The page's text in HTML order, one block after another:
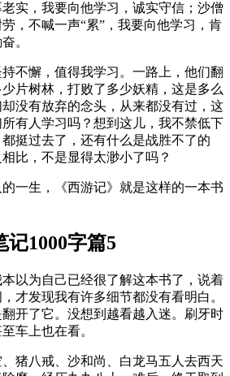
实，我要向他学习，诚实守信；沙僧
，不喊一声“累”，我要向他学习，肯
。
不懈，值得我学习。一路上，他们翻
片树林，打败了多少妖精，这是多么
没有放弃的念头，从来都没有过，这
有人学习吗？想到这儿，我不禁低下
挺过去了，还有什么是战胜不了的
比，不是显得太渺小了吗？
一生，《西游记》就是这样的一本书
1000字篇5
以为自己已经很了解这本书了，说着
才发现我有许多细节都没有看明白。
开了它。没想到越看越入迷。刷牙时
车上也在看。
猪八戒、沙和尚、白龙马五人去西天